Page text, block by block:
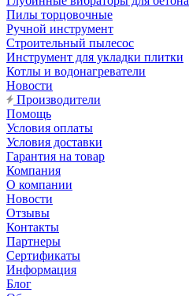
Пилы торцовочные
Ручной инструмент
Строительный пылесос
Инструмент для укладки плитки
Котлы и водонагреватели
Новости
Производители
Помощь
Условия оплаты
Условия доставки
Гарантия на товар
Компания
О компании
Новости
Отзывы
Контакты
Партнеры
Сертификаты
Информация
Блог